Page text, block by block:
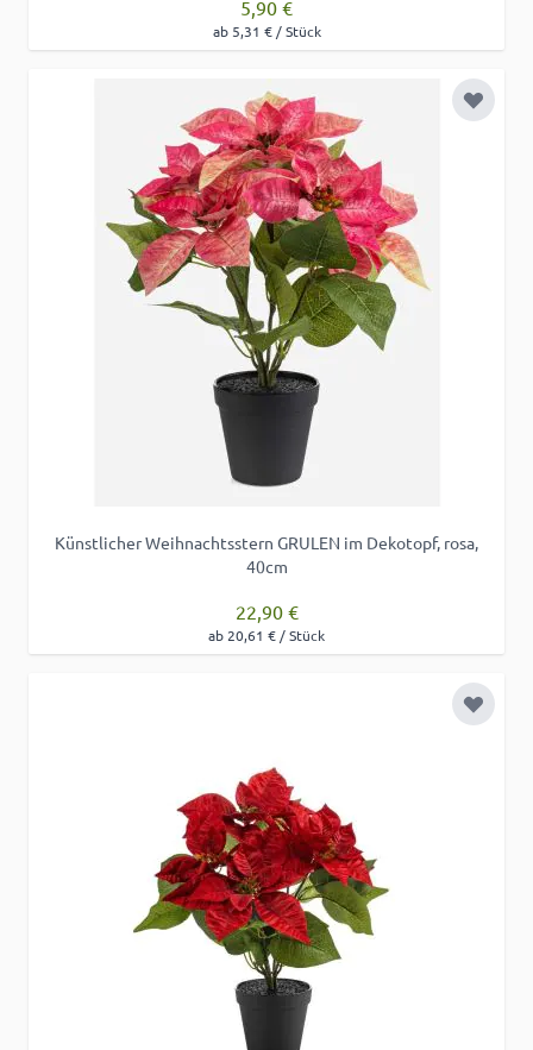
5,90 €
ab 5,31 € / Stück
Zur
Künstlicher Weihnachtsstern GRULEN im Dekotopf, rosa,
40cm
22,90 €
ab 20,61 € / Stück
Zur